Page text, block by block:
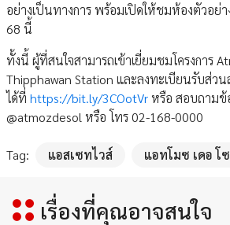
อย่างเป็นทางการ พร้อมเปิดให้ชมห้องตัวอย่
68 นี้
ทั้งนี้ ผู้ที่สนใจสามารถเข้าเยี่ยมชมโครงการ
Thipphawan Station และลงทะเบียนรับส่ว
ได้ที่ https://bit.ly/3COotVr หรือ สอบถามข้
@atmozdesol หรือ โทร 02-168-0000
Tag: แอสเซทไวส์ แอทโมซ เดอ โ
เรื่องที่คุณอาจสนใจ